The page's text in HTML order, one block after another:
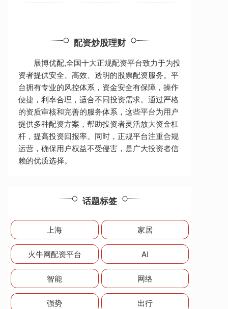
配资炒股理财
展博优配,全国十大正规配资平台致力于为投
资者提供安全、高效、透明的股票配资服务。平
台拥有专业的风控体系，资金安全有保障，操作
便捷，利率合理，适合不同投资需求。通过严格
的资质审核和完善的服务体系，这些平台为用户
提供多种配资方案，帮助投资者灵活放大资金杠
杆，提高投资回报率。同时，正规平台注重合规
运营，确保用户权益不受侵害，是广大投资者信
赖的优质选择。
话题标签
上海 家居
火牛网配资平台 AI
智能 网络
强势 出行